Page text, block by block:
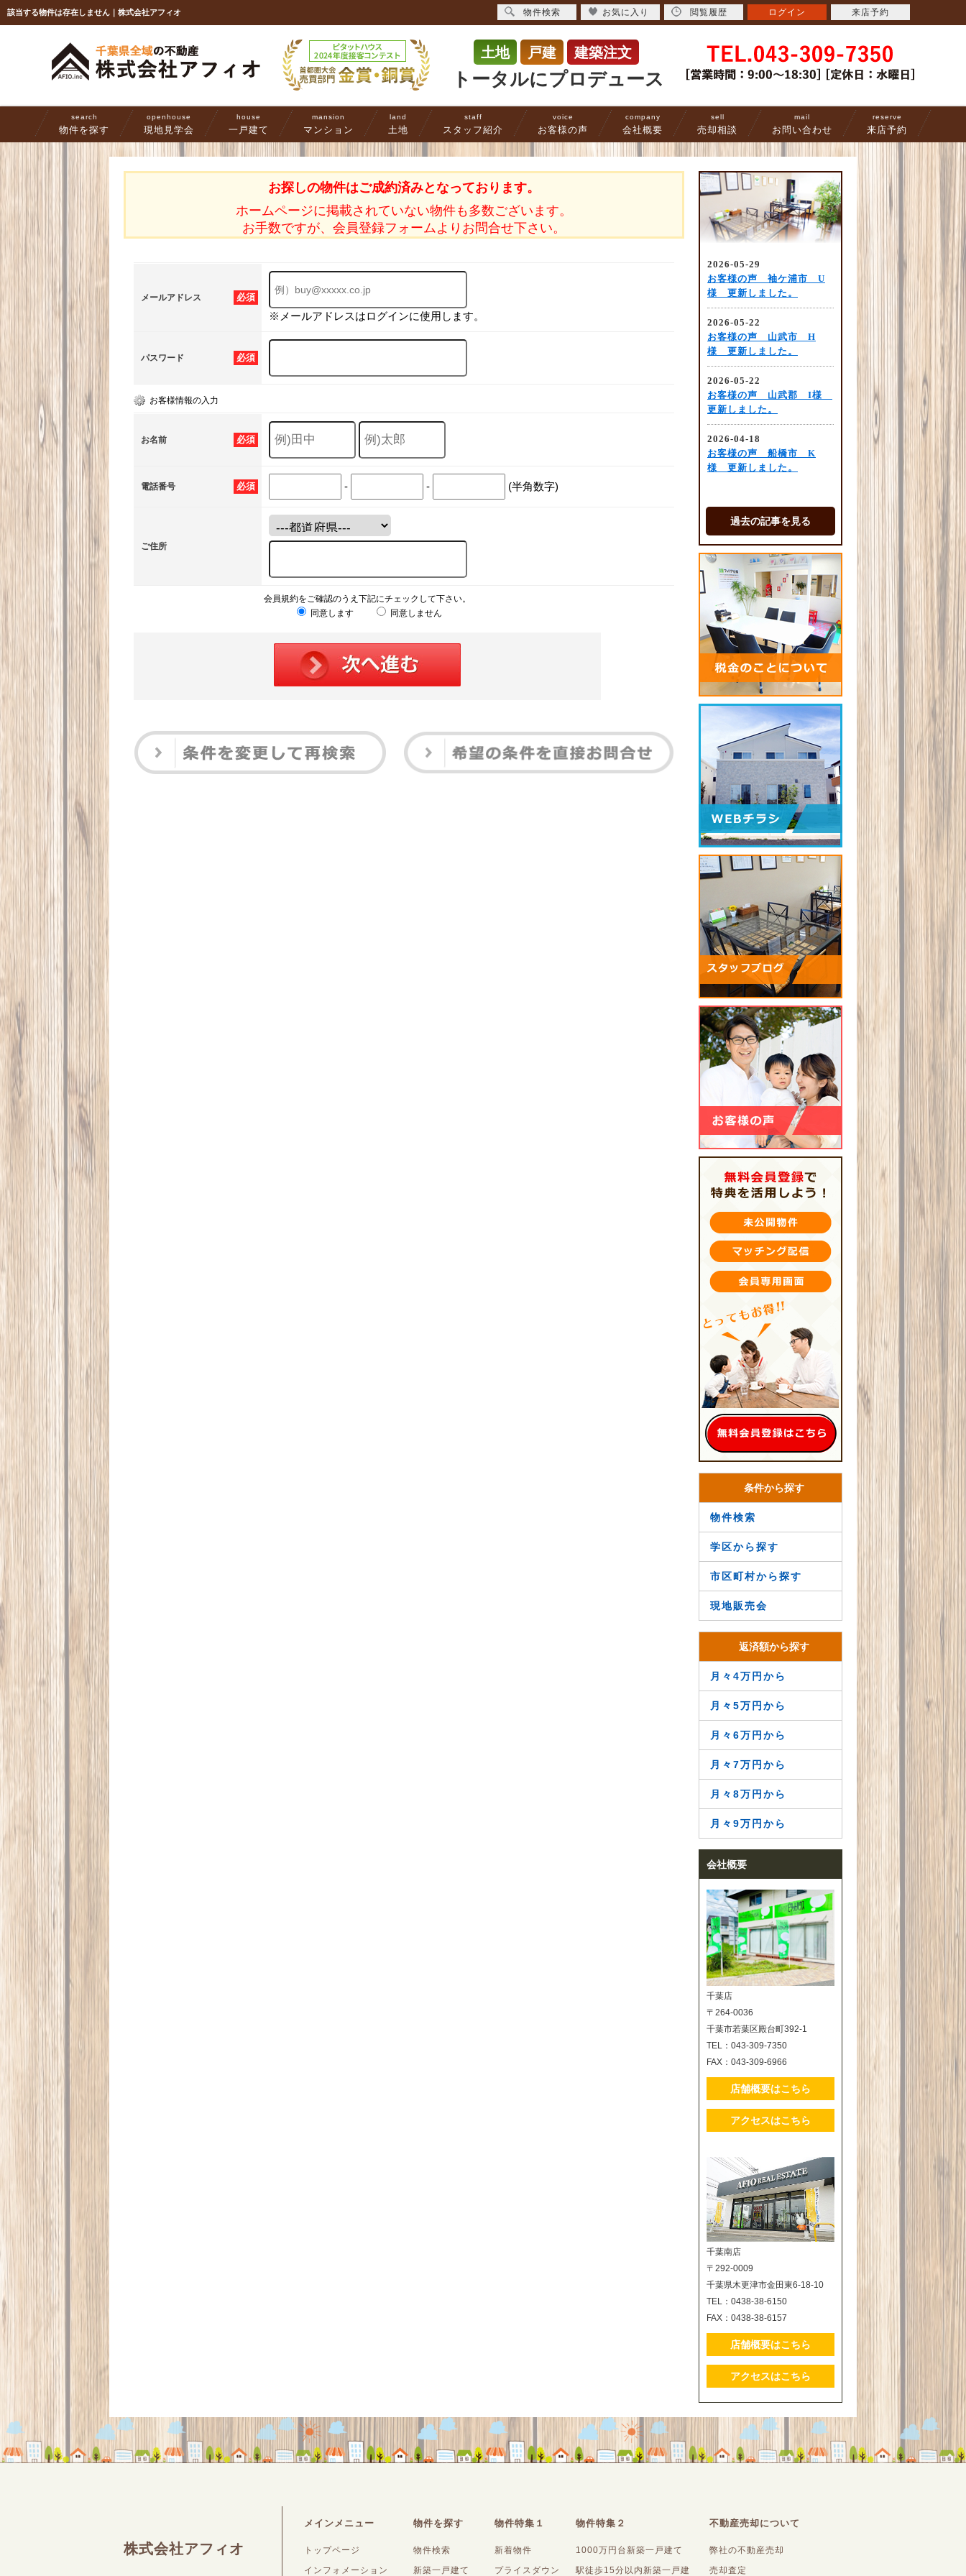
該当する物件は存在しません｜株式会社アフィオ
土地 戸建 建築注文
トータルにプロデュース
search
物件を探す
openhouse
現地見学会
house
一戸建て
mansion
マンション
land
土地
staff
スタッフ紹介
voice
お客様の声
company
会社概要
sell
売却相談
mail
お問い合わせ
reserve
来店予約
お探しの物件はご成約済みとなっております。
ホームページに掲載されていない物件も多数ございます。
お手数ですが、会員登録フォームよりお問合せ下さい。
必須
メールアドレス
※メールアドレスはログインに使用します。
必須
パスワード
お客様情報の入力
必須
お名前
必須
電話番号 - - (半角数字)
ご住所
会員規約をご確認のうえ下記にチェックして下さい。
同意します
同意しません
過去の記事を見る
条件から探す
物件検索
学区から探す
市区町村から探す
現地販売会
返済額から探す
月々4万円から
月々5万円から
月々6万円から
月々7万円から
月々8万円から
月々9万円から
会社概要
千葉店
〒264-0036
千葉市若葉区殿台町392-1
TEL：043-309-7350
FAX：043-309-6966
店舗概要はこちら
アクセスはこちら
千葉南店
〒292-0009
千葉県木更津市金田東6-18-10
TEL：0438-38-6150
FAX：0438-38-6157
店舗概要はこちら
アクセスはこちら
株式会社アフィオ
メインメニュー
トップページ
インフォメーション
物件を探す
物件検索
新築一戸建て
物件特集１
新着物件
プライスダウン
物件特集２
1000万円台新築一戸建て
駅徒歩15分以内新築一戸建
不動産売却について
弊社の不動産売却
売却査定
物件検索 お気に入り 閲覧履歴 ログイン 来店予約